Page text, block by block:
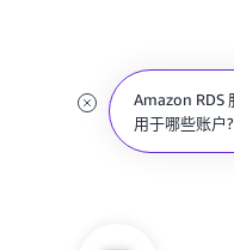
哪些情况下